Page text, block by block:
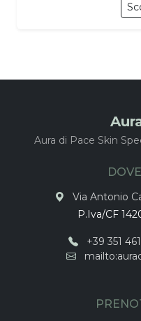
Aura di Pace Skin
Via Antonio
P.Iva/CF
+39 351